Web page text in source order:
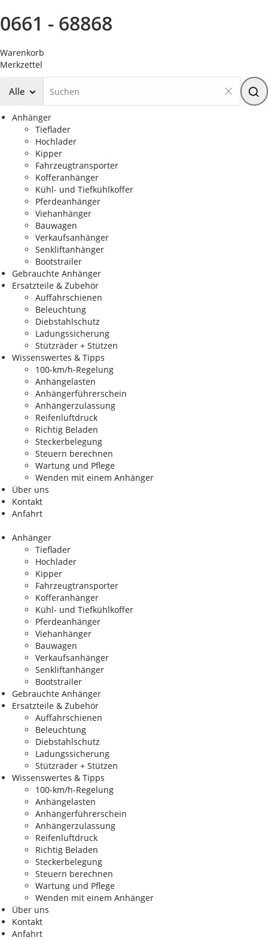
0661 - 68868
Warenkorb
Merkzettel
Alle
Anhänger
Tieflader
Hochlader
Kipper
Fahrzeugtransporter
Kofferanhänger
Kühl- und Tiefkühlkoffer
Pferdeanhänger
Viehanhänger
Bauwagen
Verkaufsanhänger
Senkliftanhänger
Bootstrailer
Gebrauchte Anhänger
Ersatzteile & Zubehör
Auffahrschienen
Beleuchtung
Diebstahlschutz
Ladungssicherung
Stützräder + Stützen
Wissenswertes & Tipps
100-km/h-Regelung
Anhängelasten
Anhängerführerschein
Anhängerzulassung
Reifenluftdruck
Richtig Beladen
Steckerbelegung
Steuern berechnen
Wartung und Pflege
Wenden mit einem Anhänger
Über uns
Kontakt
Anfahrt
Anhänger
Tieflader
Hochlader
Kipper
Fahrzeugtransporter
Kofferanhänger
Kühl- und Tiefkühlkoffer
Pferdeanhänger
Viehanhänger
Bauwagen
Verkaufsanhänger
Senkliftanhänger
Bootstrailer
Gebrauchte Anhänger
Ersatzteile & Zubehör
Auffahrschienen
Beleuchtung
Diebstahlschutz
Ladungssicherung
Stützräder + Stützen
Wissenswertes & Tipps
100-km/h-Regelung
Anhängelasten
Anhängerführerschein
Anhängerzulassung
Reifenluftdruck
Richtig Beladen
Steckerbelegung
Steuern berechnen
Wartung und Pflege
Wenden mit einem Anhänger
Über uns
Kontakt
Anfahrt